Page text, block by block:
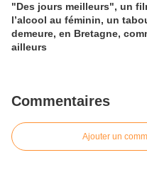
"Des jours meilleurs", un
l’alcool au féminin, un
demeure, en Bretagne,
ailleurs
Commentaires
Ajouter un